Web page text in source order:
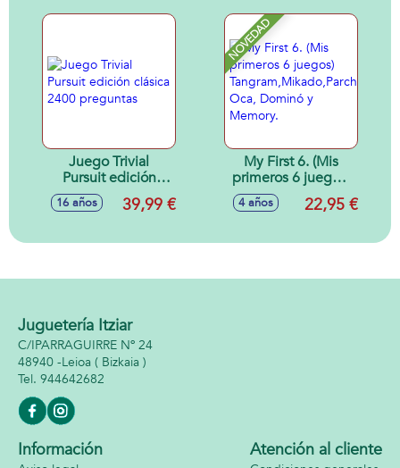
Juego Trivial
Pursuit edición
clásica 2400
preguntas
16 años 39,99 €
NOVEDAD
My First 6. (Mis
primeros 6 juegos)
Tangram,Mikado,Parchís,
Oca, Dominó y
4 años 22,95 €
Juguetería Itziar
C/IPARRAGUIRRE Nº 24
48940 -Leioa ( Bizkaia )
944642682
Información Atención al cliente